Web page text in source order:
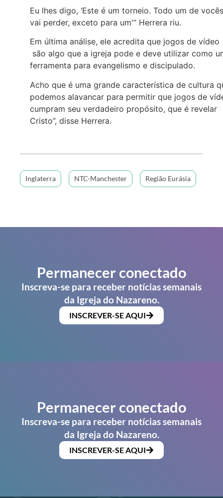
Eu lhes digo, ‘Este é um torneio. Todo um de vocês
vai perder, exceto para um'” Herrera riu.
Em última análise, ele acredita que jogos de vídeo
são algo que a igreja pode e deve utilizar como
ferramenta para evangelismo e discipulado.
Acho que é uma grande característica de cultura
podemos alavancar para permitir que jogos de
cumpram seu verdadeiro propósito, que é revelar
Cristo”, disse Herrera.
Inglaterra NTC-Manchester Região Eurásia
Permanecer conectado
Inscreva-se para receber notícias semanais
da Igreja do Nazareno.
INSCREVER-SE AQUI
Permanecer conectado
Inscreva-se para receber notícias semanais
da Igreja do Nazareno.
INSCREVER-SE AQUI